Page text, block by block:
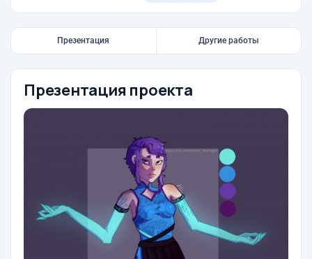
Презентация Другие работы
Презентация проекта